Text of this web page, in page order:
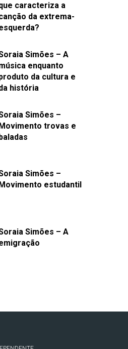
caracteriza a
da extrema-
Simões – A
enquanto
da cultura e
história
Simões –
trovas e
Simões –
estudantil
Simões – A